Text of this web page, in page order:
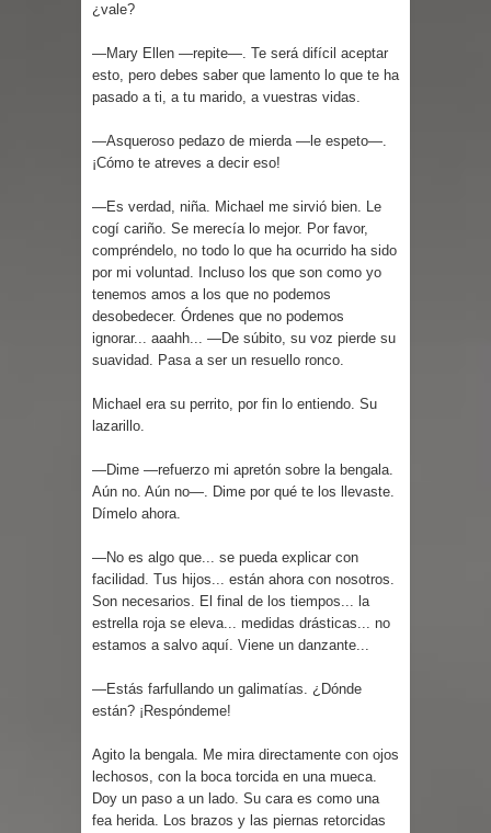
¿vale?
—Mary Ellen —repite—. Te será difícil aceptar
esto, pero debes saber que lamento lo que te ha
pasado a ti, a tu marido, a vuestras vidas.
—Asqueroso pedazo de mierda —le espeto—.
¡Cómo te atreves a decir eso!
—Es verdad, niña. Michael me sirvió bien. Le
cogí cariño. Se merecía lo mejor. Por favor,
compréndelo, no todo lo que ha ocurrido ha sido
por mi voluntad. Incluso los que son como yo
tenemos amos a los que no podemos
desobedecer. Órdenes que no podemos
ignorar... aaahh... —De súbito, su voz pierde su
suavidad. Pasa a ser un resuello ronco.
Michael era su perrito, por fin lo entiendo. Su
lazarillo.
—Dime —refuerzo mi apretón sobre la bengala.
Aún no. Aún no—. Dime por qué te los llevaste.
Dímelo ahora.
—No es algo que... se pueda explicar con
facilidad. Tus hijos... están ahora con nosotros.
Son necesarios. El final de los tiempos... la
estrella roja se eleva... medidas drásticas... no
estamos a salvo aquí. Viene un danzante...
—Estás farfullando un galimatías. ¿Dónde
están? ¡Respóndeme!
Agito la bengala. Me mira directamente con ojos
lechosos, con la boca torcida en una mueca.
Doy un paso a un lado. Su cara es como una
fea herida. Los brazos y las piernas retorcidas